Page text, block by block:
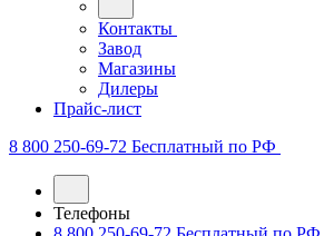
Контакты
Завод
Магазины
Дилеры
Прайс-лист
8 800 250-69-72 Бесплатный по РФ
Телефоны